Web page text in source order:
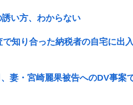
い方、わからない
知り合った納税者の自宅に出
、妻・宮崎麗果被告へのDV事